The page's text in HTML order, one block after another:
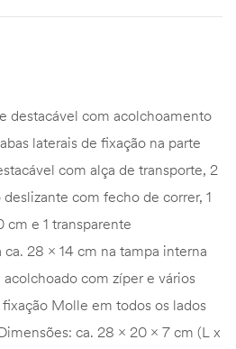
destacável com acolchoamento
laterais de fixação na parte
com alça de transporte, 2
com fecho de correr, 1
cm e 1 transparente
28 x 14 cm na tampa interna
com zíper e vários
Molle em todos os lados
ca. 28 x 20 x 7 cm (L x